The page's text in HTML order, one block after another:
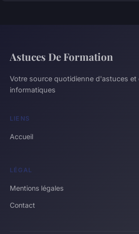
Astuces De Formation
Votre source quotidienne d'astuces et
informatiques
LIENS
Accueil
LÉGAL
Mentions légales
Contact